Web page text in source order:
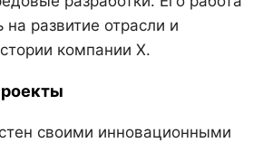
развитие отрасли и
компании X.
своими инновационными